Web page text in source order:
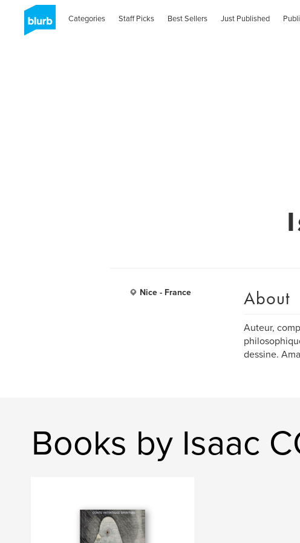
Categories Staff Picks Best Sellers Just Published
Nice - France About
Auteur,
dessine.
Books by Isaac